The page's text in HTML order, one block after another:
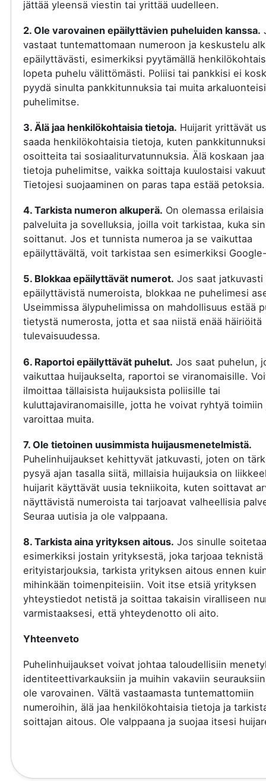
jättää yleensä viestin tai yrittää uudelleen.
2. Ole varovainen epäilyttävien puheluiden kanssa.
vastaat tuntemattomaan numeroon ja keskustelu
epäilyttävästi, esimerkiksi pyytämällä
lopeta puhelu välittömästi. Poliisi tai pankkisi ei
pyydä sinulta pankkitunnuksia tai muita
puhelimitse.
3. Älä jaa henkilökohtaisia tietoja. Huijarit yrittävät
saada henkilökohtaisia tietoja, kuten
osoitteita tai sosiaaliturvatunnuksia. Älä koskaan
tietoja puhelimitse, vaikka soittaja kuulostaisi
Tietojesi suojaaminen on paras tapa estää petoksia.
4. Tarkista numeron alkuperä. On olemassa erilaisia
palveluita ja sovelluksia, joilla voit tarkistaa, kuka
soittanut. Jos et tunnista numeroa ja se vaikuttaa
epäilyttävältä, voit tarkistaa sen esimerkiksi
5. Blokkaa epäilyttävät numerot. Jos saat jatkuvasti
epäilyttävistä numeroista, blokkaa ne puhelimesi
Useimmissa älypuhelimissa on mahdollisuus estää
tietystä numerosta, jotta et saa niistä enää häiriöitä
tulevaisuudessa.
6. Raportoi epäilyttävät puhelut. Jos saat puhelun,
vaikuttaa huijaukselta, raportoi se viranomaisille.
ilmoittaa tällaisista huijauksista poliisille tai
kuluttajaviranomaisille, jotta he voivat ryhtyä toimiin
varoittaa muita.
7. Ole tietoinen uusimmista huijausmenetelmistä.
Puhelinhuijaukset kehittyvät jatkuvasti, joten on
pysyä ajan tasalla siitä, millaisia huijauksia on
huijarit käyttävät uusia tekniikoita, kuten soittavat
näyttävistä numeroista tai tarjoavat valheellisia
Seuraa uutisia ja ole valppaana.
8. Tarkista aina yrityksen aitous. Jos sinulle
esimerkiksi jostain yrityksestä, joka tarjoaa teknistä
erityistarjouksia, tarkista yrityksen aitous ennen
mihinkään toimenpiteisiin. Voit itse etsiä yrityksen
yhteystiedot netistä ja soittaa takaisin viralliseen
varmistaaksesi, että yhteydenotto oli aito.
Yhteenveto
Puhelinhuijaukset voivat johtaa taloudellisiin
identiteettivarkauksiin ja muihin vakaviin
ole varovainen. Vältä vastaamasta tuntemattomiin
numeroihin, älä jaa henkilökohtaisia tietoja ja
soittajan aitous. Ole valppaana ja suojaa itsesi